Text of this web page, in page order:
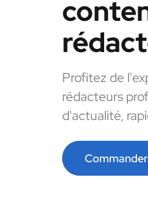
Profitez de
rédacteurs
d'actualité,